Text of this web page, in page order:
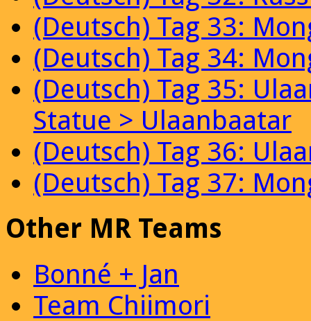
(Deutsch) Tag 33:
(Deutsch) Tag 34:
(Deutsch) Tag 35:
Statue > Ulaanbaatar
(Deutsch) Tag 36:
(Deutsch) Tag 37:
Other MR Teams
Bonné + Jan
Team Chiimori